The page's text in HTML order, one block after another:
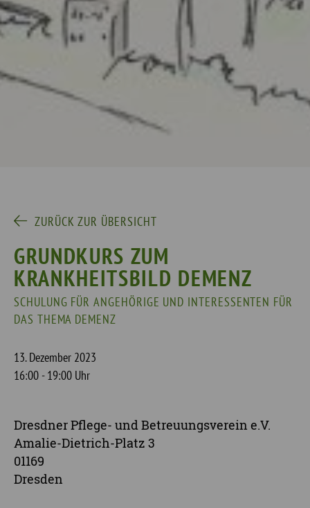
ZURÜCK ZUR ÜBERSICHT
GRUNDKURS ZUM
KRANKHEITSBILD DEMENZ
SCHULUNG FÜR ANGEHÖRIGE UND INTERESSENTEN FÜR
DAS THEMA DEMENZ
13. Dezember 2023
16:00 - 19:00 Uhr
Dresdner Pflege- und Betreuungsverein e.V.
Amalie-Dietrich-Platz 3
01169
Dresden